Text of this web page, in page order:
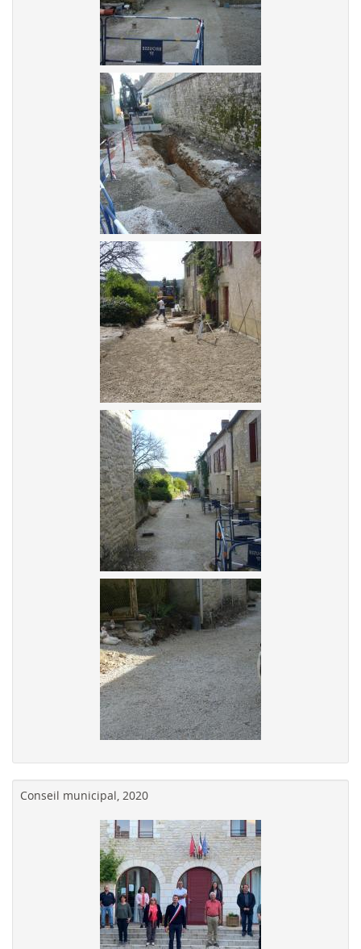
Conseil municipal, 2020